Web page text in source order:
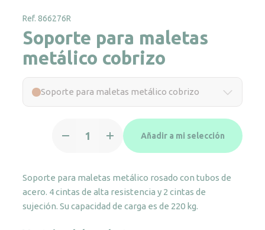
Ref. 866276R
Soporte para maletas
metálico cobrizo
Soporte para maletas metálico cobrizo
para
cobrizo
cantidad
Añadir a mi selección
Soporte para maletas metálico rosado con tubos de
acero. 4 cintas de alta resistencia y 2 cintas de
sujeción. Su capacidad de carga es de 220 kg.